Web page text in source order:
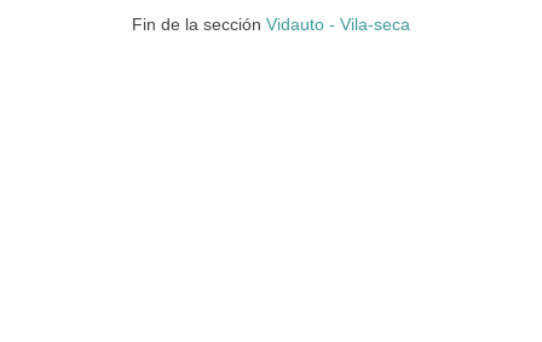
Fin de la sección Vidauto - Vila-seca